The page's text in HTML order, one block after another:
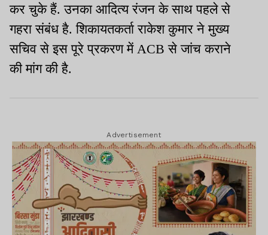
कर चुके हैं. उनका आदित्य रंजन के साथ पहले से
गहरा संबंध है. शिकायतकर्ता राकेश कुमार ने मुख्य
सचिव से इस पूरे प्रकरण में ACB से जांच कराने
की मांग की है.
Advertisement